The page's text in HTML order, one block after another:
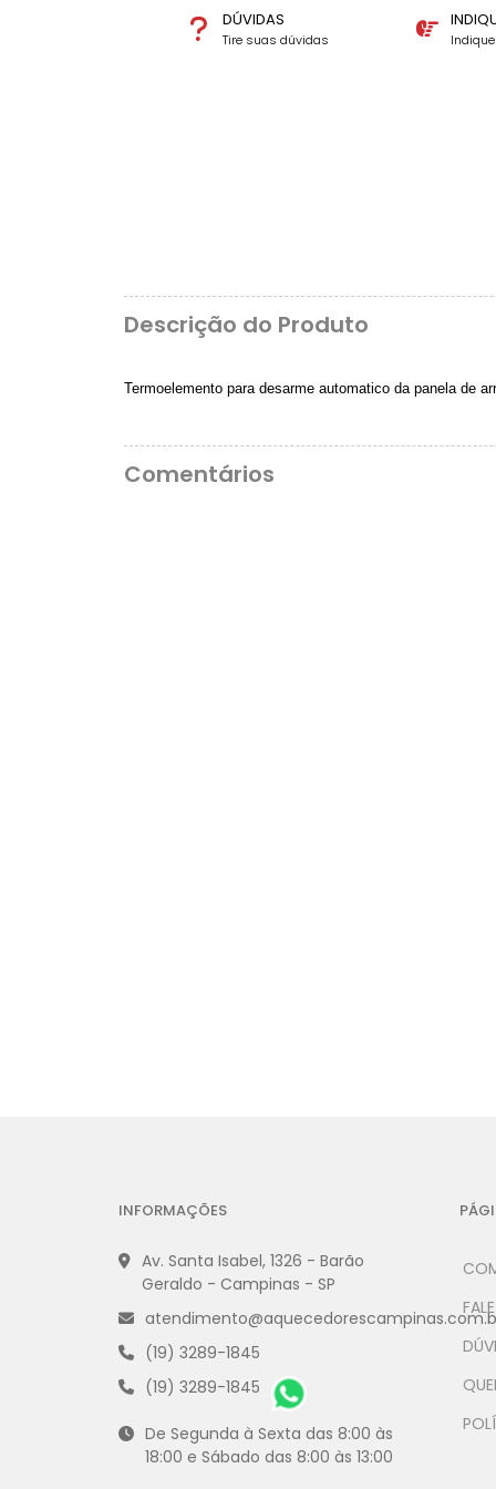
DÚVIDAS
Tire suas dúvidas
Descrição do Produto
Termoelemento para desarme automatico da panela de
Comentários
INFORMAÇÕES
Av. Santa Isabel, 1326 - Barão
Geraldo - Campinas - SP
(19) 3289-1845
(19) 3289-1845
De Segunda à Sexta das 8:00 às
18:00 e Sábado das 8:00 às 13:00